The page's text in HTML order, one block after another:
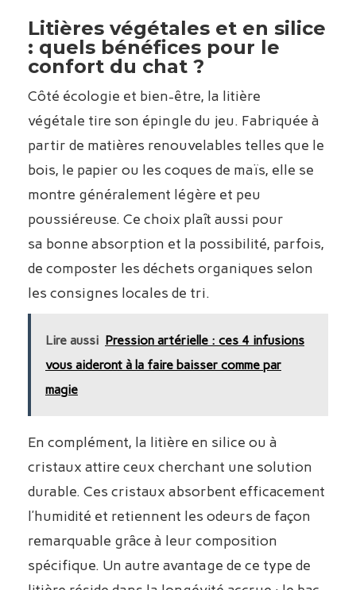
Litières végétales et en silice
: quels bénéfices pour le
confort du chat ?
Côté écologie et bien-être, la litière
végétale tire son épingle du jeu. Fabriquée à
partir de matières renouvelables telles que le
bois, le papier ou les coques de maïs, elle se
montre généralement légère et peu
poussiéreuse. Ce choix plaît aussi pour
sa bonne absorption et la possibilité, parfois,
de composter les déchets organiques selon
les consignes locales de tri.
Lire aussi Pression artérielle : ces 4 infusions
vous aideront à la faire baisser comme par
magie
En complément, la litière en silice ou à
cristaux attire ceux cherchant une solution
durable. Ces cristaux absorbent efficacement
l’humidité et retiennent les odeurs de façon
remarquable grâce à leur composition
spécifique. Un autre avantage de ce type de